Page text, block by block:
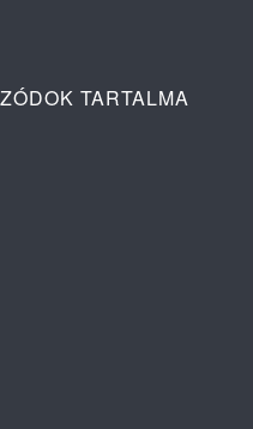
TARTALMA